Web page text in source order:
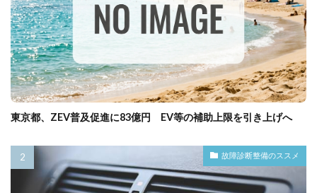
東京都、ZEV普及促進に83億円 EV等の補助上限を引き上げへ
故障診断整備のススメ